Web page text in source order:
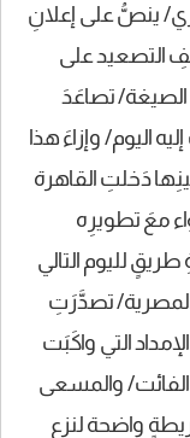
ينصُّ على إعلانِ
التصعيد على
تصاعَدَ
اليوم/ وإزاءَ هذا
دَخلتِ القاهرة
معَ تطويرِه
لليوم التالي
المصرية/ تصدَّرَتِ
التي واكَبَت
الفائت/ والمسعى
واضحة لنزع